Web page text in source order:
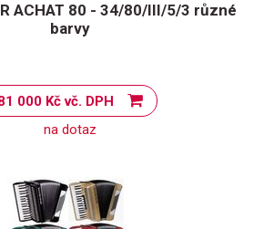
ACHAT 80 - 34/80/III/5/3 různé
barvy
81 000 Kč vč. DPH
na dotaz